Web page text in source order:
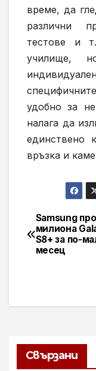
време, да
различни
тестове и
удобно за
налага да
единствено
връзка и
Samsung
милиона
S8+ за по-
месец
Свързани